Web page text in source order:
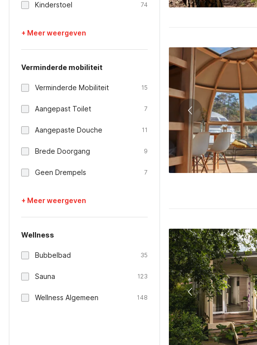
Kinderstoel 74
+ Meer weergeven
Verminderde mobiliteit
Verminderde Mobiliteit 15
Aangepast Toilet 7
Aangepaste Douche 11
Brede Doorgang 9
Geen Drempels 7
+ Meer weergeven
Wellness
Bubbelbad 35
Sauna 123
Wellness Algemeen 148